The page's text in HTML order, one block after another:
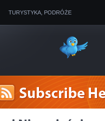
TURYSTYKA, PODRÓŻE